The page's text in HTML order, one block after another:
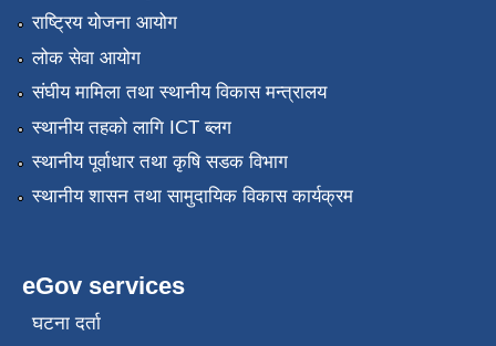
राष्ट्रिय योजना आयोग
लोक सेवा आयोग
संघीय मामिला तथा स्थानीय विकास मन्त्रालय
स्थानीय तहको लागि ICT ब्लग
स्थानीय पूर्वाधार तथा कृषि सडक विभाग
स्थानीय शासन तथा सामुदायिक विकास कार्यक्रम
eGov services
घटना दर्ता